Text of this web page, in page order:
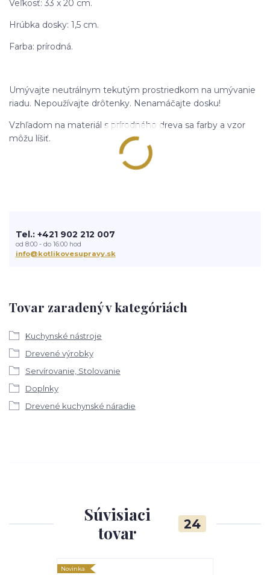
Veľkosť: 33 x 20 cm.
Hrúbka dosky: 1,5 cm.
Farba: prírodná.
Umývajte neutrálnym tekutým prostriedkom na umývanie
riadu. Nepoužívajte drôtenky. Nenamáčajte dosku!
Vzhľadom na materiál s prírodného dreva sa farby a vzor
môžu líšiť.
Tovar zaradený v kategóriách
Kuchynské nástroje
Drevené výrobky
Servírovanie, Stolovanie
Doplnky
Drevené kuchynské náradie
Tel.: +421 902 212 007
od 8:00 - do 16:00 hod
info@kotlikovesupravy.sk
Súvisiaci
tovar
24
Novinka